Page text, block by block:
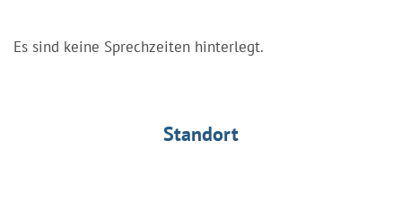
Es sind keine Sprechzeiten hinterlegt.
Standort